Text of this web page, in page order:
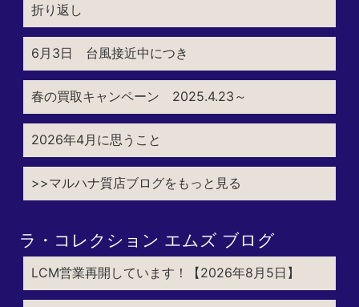
折り返し
6月3日 台風接近中につき
春の買取キャンペーン 2025.4.23～
2026年4月に思うこと
>>マルハナ質店ブログをもっと見る
ラ・コレクション エムズ ブログ
LCM営業再開しています！【2026年8月5日】